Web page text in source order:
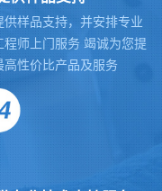
供样品支持，并安排专业
程师上门服务 竭诚为您提
高性价比产品及服务